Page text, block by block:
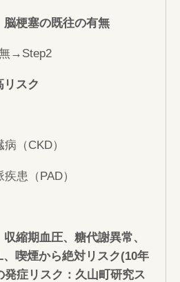
梗塞の既往の有無
→Step2
リスク
CKD）
（PAD）
縮期血圧、糖代謝異常、
喫煙から絶対リスク(10年
発症リスク：久山町研究ス